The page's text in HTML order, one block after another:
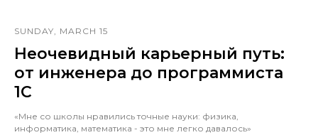
SUNDAY, MARCH 15
Неочевидный карьерный путь:
от инженера до программиста
1С
«Мне со школы нравились точные науки: физика,
информатика, математика - это мне легко давалось»